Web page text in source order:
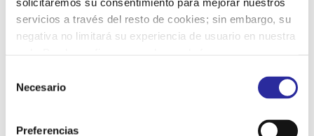
servicios a través del resto de cookies; sin embargo, su
negativa no limitará su experiencia de usuario en nuestra
más información, puede consultar nuestra
Política de
Necesario
Preferencias
29 30 31 1 2 3 4